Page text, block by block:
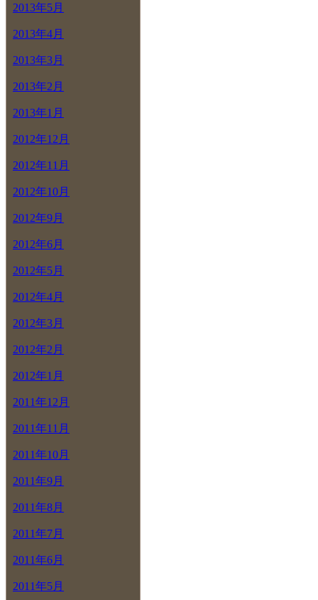
2013年5月
2013年4月
2013年3月
2013年2月
2013年1月
2012年12月
2012年11月
2012年10月
2012年9月
2012年6月
2012年5月
2012年4月
2012年3月
2012年2月
2012年1月
2011年12月
2011年11月
2011年10月
2011年9月
2011年8月
2011年7月
2011年6月
2011年5月